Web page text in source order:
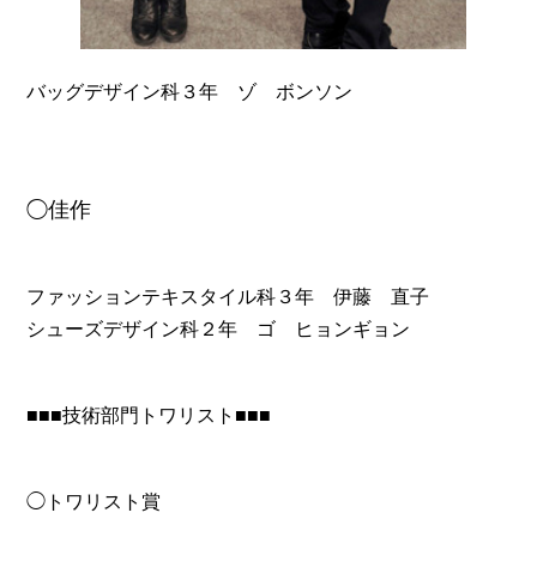
バッグデザイン科３年 ゾ ボンソン
◯佳作
ファッションテキスタイル科３年 伊藤 直子
シューズデザイン科２年 ゴ ヒョンギョン
■■■技術部門トワリスト■■■
◯トワリスト賞